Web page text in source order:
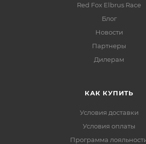
Red Fox Elbrus Race
Блог
Новости
Партнеры
Дилерам
КАК КУПИТЬ
Условия доставки
Условия оплаты
Программа